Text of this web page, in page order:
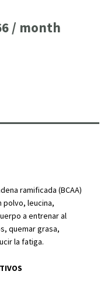
is:
/ month
ramificada (BCAA)
polvo, leucina,
a entrenar al
quemar grasa,
la fatiga.